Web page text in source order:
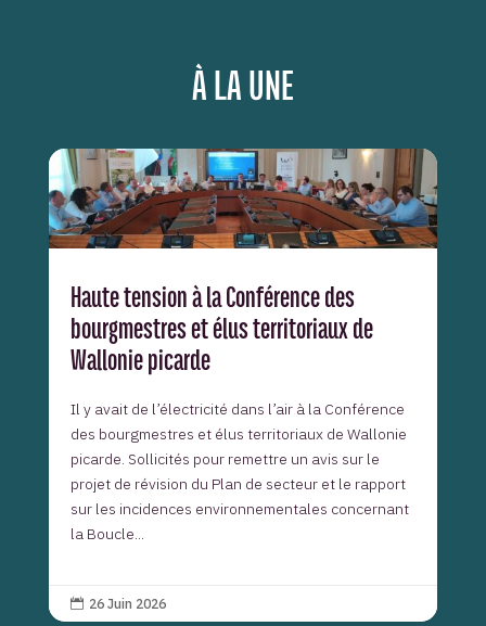
À LA UNE
Haute tension à la Conférence des
bourgmestres et élus territoriaux de
Wallonie picarde
Il y avait de l’électricité dans l’air à la Conférence
des bourgmestres et élus territoriaux de Wallonie
picarde. Sollicités pour remettre un avis sur le
projet de révision du Plan de secteur et le rapport
sur les incidences environnementales concernant
la Boucle...
 26 Juin 2026